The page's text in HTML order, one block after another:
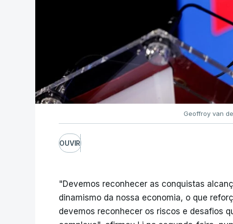
Geoffroy van
OUVIR
"Devemos reconhecer as conquistas
dinamismo da nossa economia, o que
devemos reconhecer os riscos e desafios